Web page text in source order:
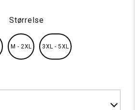
Størrelse
M - 2XL 3XL - 5XL